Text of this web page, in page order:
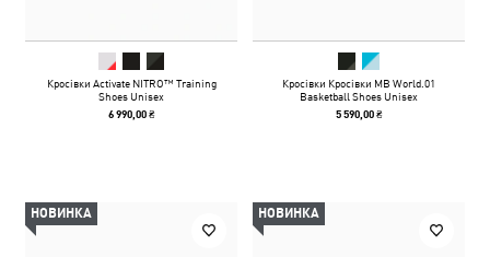
Кросівки Activate NITRO™ Training
Shoes Unisex
6 990,00 ₴
Кросівки Кросівки MB World.01
Basketball Shoes Unisex
5 590,00 ₴
НОВИНКА НОВИНКА